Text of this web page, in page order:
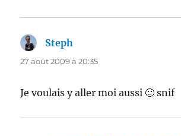
Steph
27 août 2009 à 20:35
Je voulais y aller moi aussi 🙁 snif